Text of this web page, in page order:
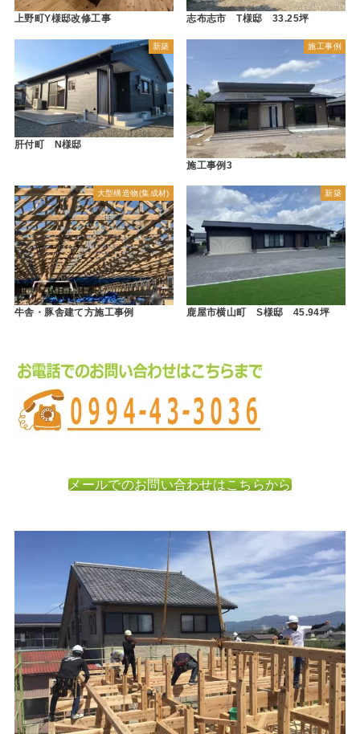
上野町Y様邸改修工事 志布志市 T様邸 33.25坪
新築
肝付町 N様邸
施工事例
施工事例3
大型構造物(集成材)
牛舎・豚舎建て方施工事例
新築
鹿屋市横山町 S様邸 45.94坪
メールでのお問い合わせはこちらから